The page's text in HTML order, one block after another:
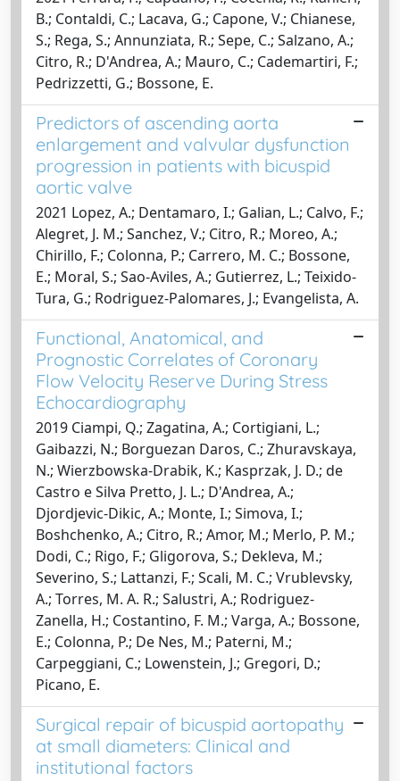
B.; Contaldi, C.; Lacava, G.; Capone, V.; Chianese,
S.; Rega, S.; Annunziata, R.; Sepe, C.; Salzano, A.;
Citro, R.; D'Andrea, A.; Mauro, C.; Cademartiri, F.;
Pedrizzetti, G.; Bossone, E.
Predictors of ascending aorta
enlargement and valvular dysfunction
progression in patients with bicuspid
aortic valve
2021 Lopez, A.; Dentamaro, I.; Galian, L.; Calvo, F.;
Alegret, J. M.; Sanchez, V.; Citro, R.; Moreo, A.;
Chirillo, F.; Colonna, P.; Carrero, M. C.; Bossone,
E.; Moral, S.; Sao-Aviles, A.; Gutierrez, L.; Teixido-
Tura, G.; Rodriguez-Palomares, J.; Evangelista, A.
Functional, Anatomical, and
Prognostic Correlates of Coronary
Flow Velocity Reserve During Stress
Echocardiography
2019 Ciampi, Q.; Zagatina, A.; Cortigiani, L.;
Gaibazzi, N.; Borguezan Daros, C.; Zhuravskaya,
N.; Wierzbowska-Drabik, K.; Kasprzak, J. D.; de
Castro e Silva Pretto, J. L.; D'Andrea, A.;
Djordjevic-Dikic, A.; Monte, I.; Simova, I.;
Boshchenko, A.; Citro, R.; Amor, M.; Merlo, P. M.;
Dodi, C.; Rigo, F.; Gligorova, S.; Dekleva, M.;
Severino, S.; Lattanzi, F.; Scali, M. C.; Vrublevsky,
A.; Torres, M. A. R.; Salustri, A.; Rodriguez-
Zanella, H.; Costantino, F. M.; Varga, A.; Bossone,
E.; Colonna, P.; De Nes, M.; Paterni, M.;
Carpeggiani, C.; Lowenstein, J.; Gregori, D.;
Picano, E.
Surgical repair of bicuspid aortopathy
at small diameters: Clinical and
institutional factors